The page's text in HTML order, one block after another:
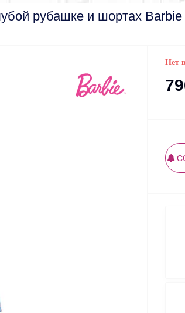
рубашке и шортах
Нет